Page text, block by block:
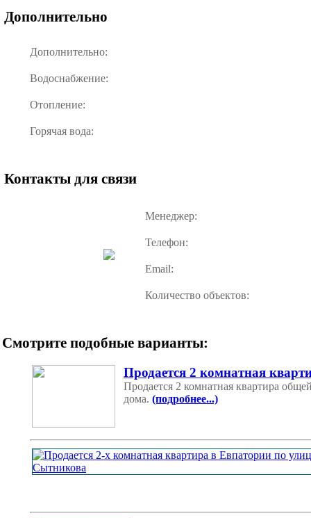
Дополнительно
Дополнительно:
Водоснабжение:
Отопление:
Горячая вода:
Контакты для связи
Менеджер:
Телефон:
Email:
Количество объектов:
Смотрите подобные варианты:
Продается 2 комнатная
Продается 2 комнатная квартира
дома. (подробнее...)